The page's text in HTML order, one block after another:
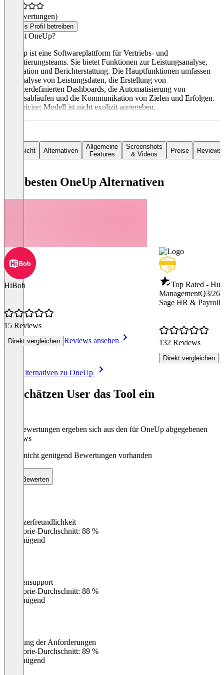
(0 Bewertungen)
Dieses Profil betreiben
Was ist OneUp?
OneUp ist eine Softwareplattform für Vertriebs- und
Rekrutierungsteams. Sie bietet Funktionen zur Leistungsanalyse,
Motivation und Berichterstattung. Die Hauptfunktionen umfassen
die Analyse von Leistungsdaten, die Erstellung von
benutzerdefinierten Dashboards, die Automatisierung von
Arbeitsabläufen und die Kommunikation von Zielen und Erfolgen.
Das Pricing-Modell ist nicht explizit angegeben.
Übersicht Alternativen
Allgemeine
Features
Screenshots
& Videos
Preise Reviews
Die besten OneUp Alternativen
HiBob
15 Reviews
Direkt vergleichen Reviews ansehen
Top Rated -
ManagementQ3/26
Sage HR & Payroll
132 Reviews
Direkt vergleichen
Alle Alternativen zu OneUp
So schätzen User das Tool ein
Die Bewertungen ergeben sich aus den für OneUp abgegebenen
Reviews
Noch nicht genügend Bewertungen vorhanden
Bewerten
Benutzerfreundlichkeit
Kategorie-Durchschnitt: 88 %
Ungenügend
Kundensupport
Kategorie-Durchschnitt: 88 %
Ungenügend
Erfüllung der Anforderungen
Kategorie-Durchschnitt: 89 %
Ungenügend